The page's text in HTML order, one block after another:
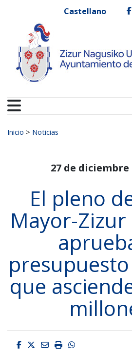
Castellano
Buscar:
Inicio > Noticias
27 de diciembre
El pleno
Mayor-Zizur
que
Facebook
Twitter
EmailImprimirWhatsapp